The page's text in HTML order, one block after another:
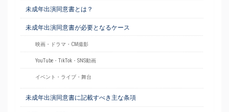
未成年出演同意書とは？
未成年出演同意書が必要となるケース
映画・ドラマ・CM撮影
YouTube・TikTok・SNS動画
イベント・ライブ・舞台
未成年出演同意書に記載すべき主な条項